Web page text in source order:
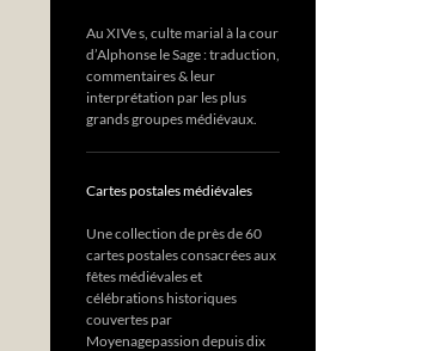
Au XIVe s, culte marial à la cour
d’Alphonse le Sage : traduction,
commentaires & leur
interprétation par les plus
grands groupes médiévaux.
Cartes postales médiévales
Une collection de près de 60
cartes postales consacrées aux
fêtes médiévales et
célébrations historiques
couvertes par
Moyenagepassion depuis dix